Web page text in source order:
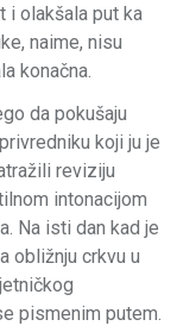
i olakšala put ka
naime, nisu
konačna.
da pokušaju
koji ju je
reviziju
intonacijom
Na isti dan kad je
obližnju crkvu u
pismenim putem.